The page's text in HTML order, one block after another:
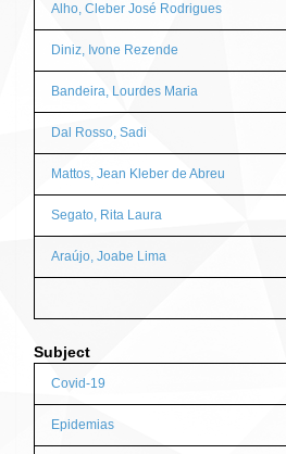
Alho, Cleber José Rodrigues
Diniz, Ivone Rezende
Bandeira, Lourdes Maria
Dal Rosso, Sadi
Mattos, Jean Kleber de Abreu
Segato, Rita Laura
Araújo, Joabe Lima
Subject
Covid-19
Epidemias